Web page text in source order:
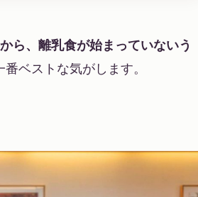
ら、離乳食が始まっていないう
番ベストな気がします。